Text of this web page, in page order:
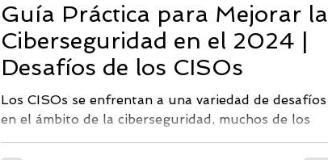
Guía Práctica para Mejorar la
Ciberseguridad en el 2024 |
Desafíos de los CISOs
Los CISOs se enfrentan a una variedad de desafíos
en el ámbito de la ciberseguridad, muchos de los
cuales están en constante evolución...